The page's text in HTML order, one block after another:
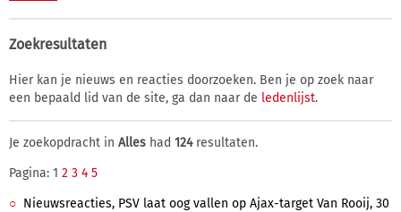
Zoekresultaten
Hier kan je nieuws en reacties doorzoeken. Ben je op zoek naar
een bepaald lid van de site, ga dan naar de ledenlijst.
Je zoekopdracht in Alles had 124resultaten.
Pagina: 1 2 3 4 5
Nieuwsreacties, PSV laat oog vallen op Ajax-target Van Rooij, 30